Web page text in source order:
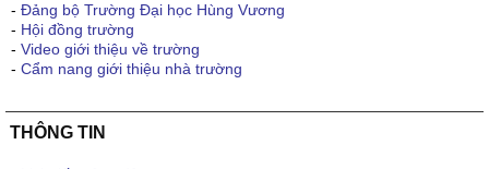
- Đảng bộ Trường Đại học Hùng Vương
- Hội đồng trường
- Video giới thiệu về trường
- Cẩm nang giới thiệu nhà trường
THÔNG TIN